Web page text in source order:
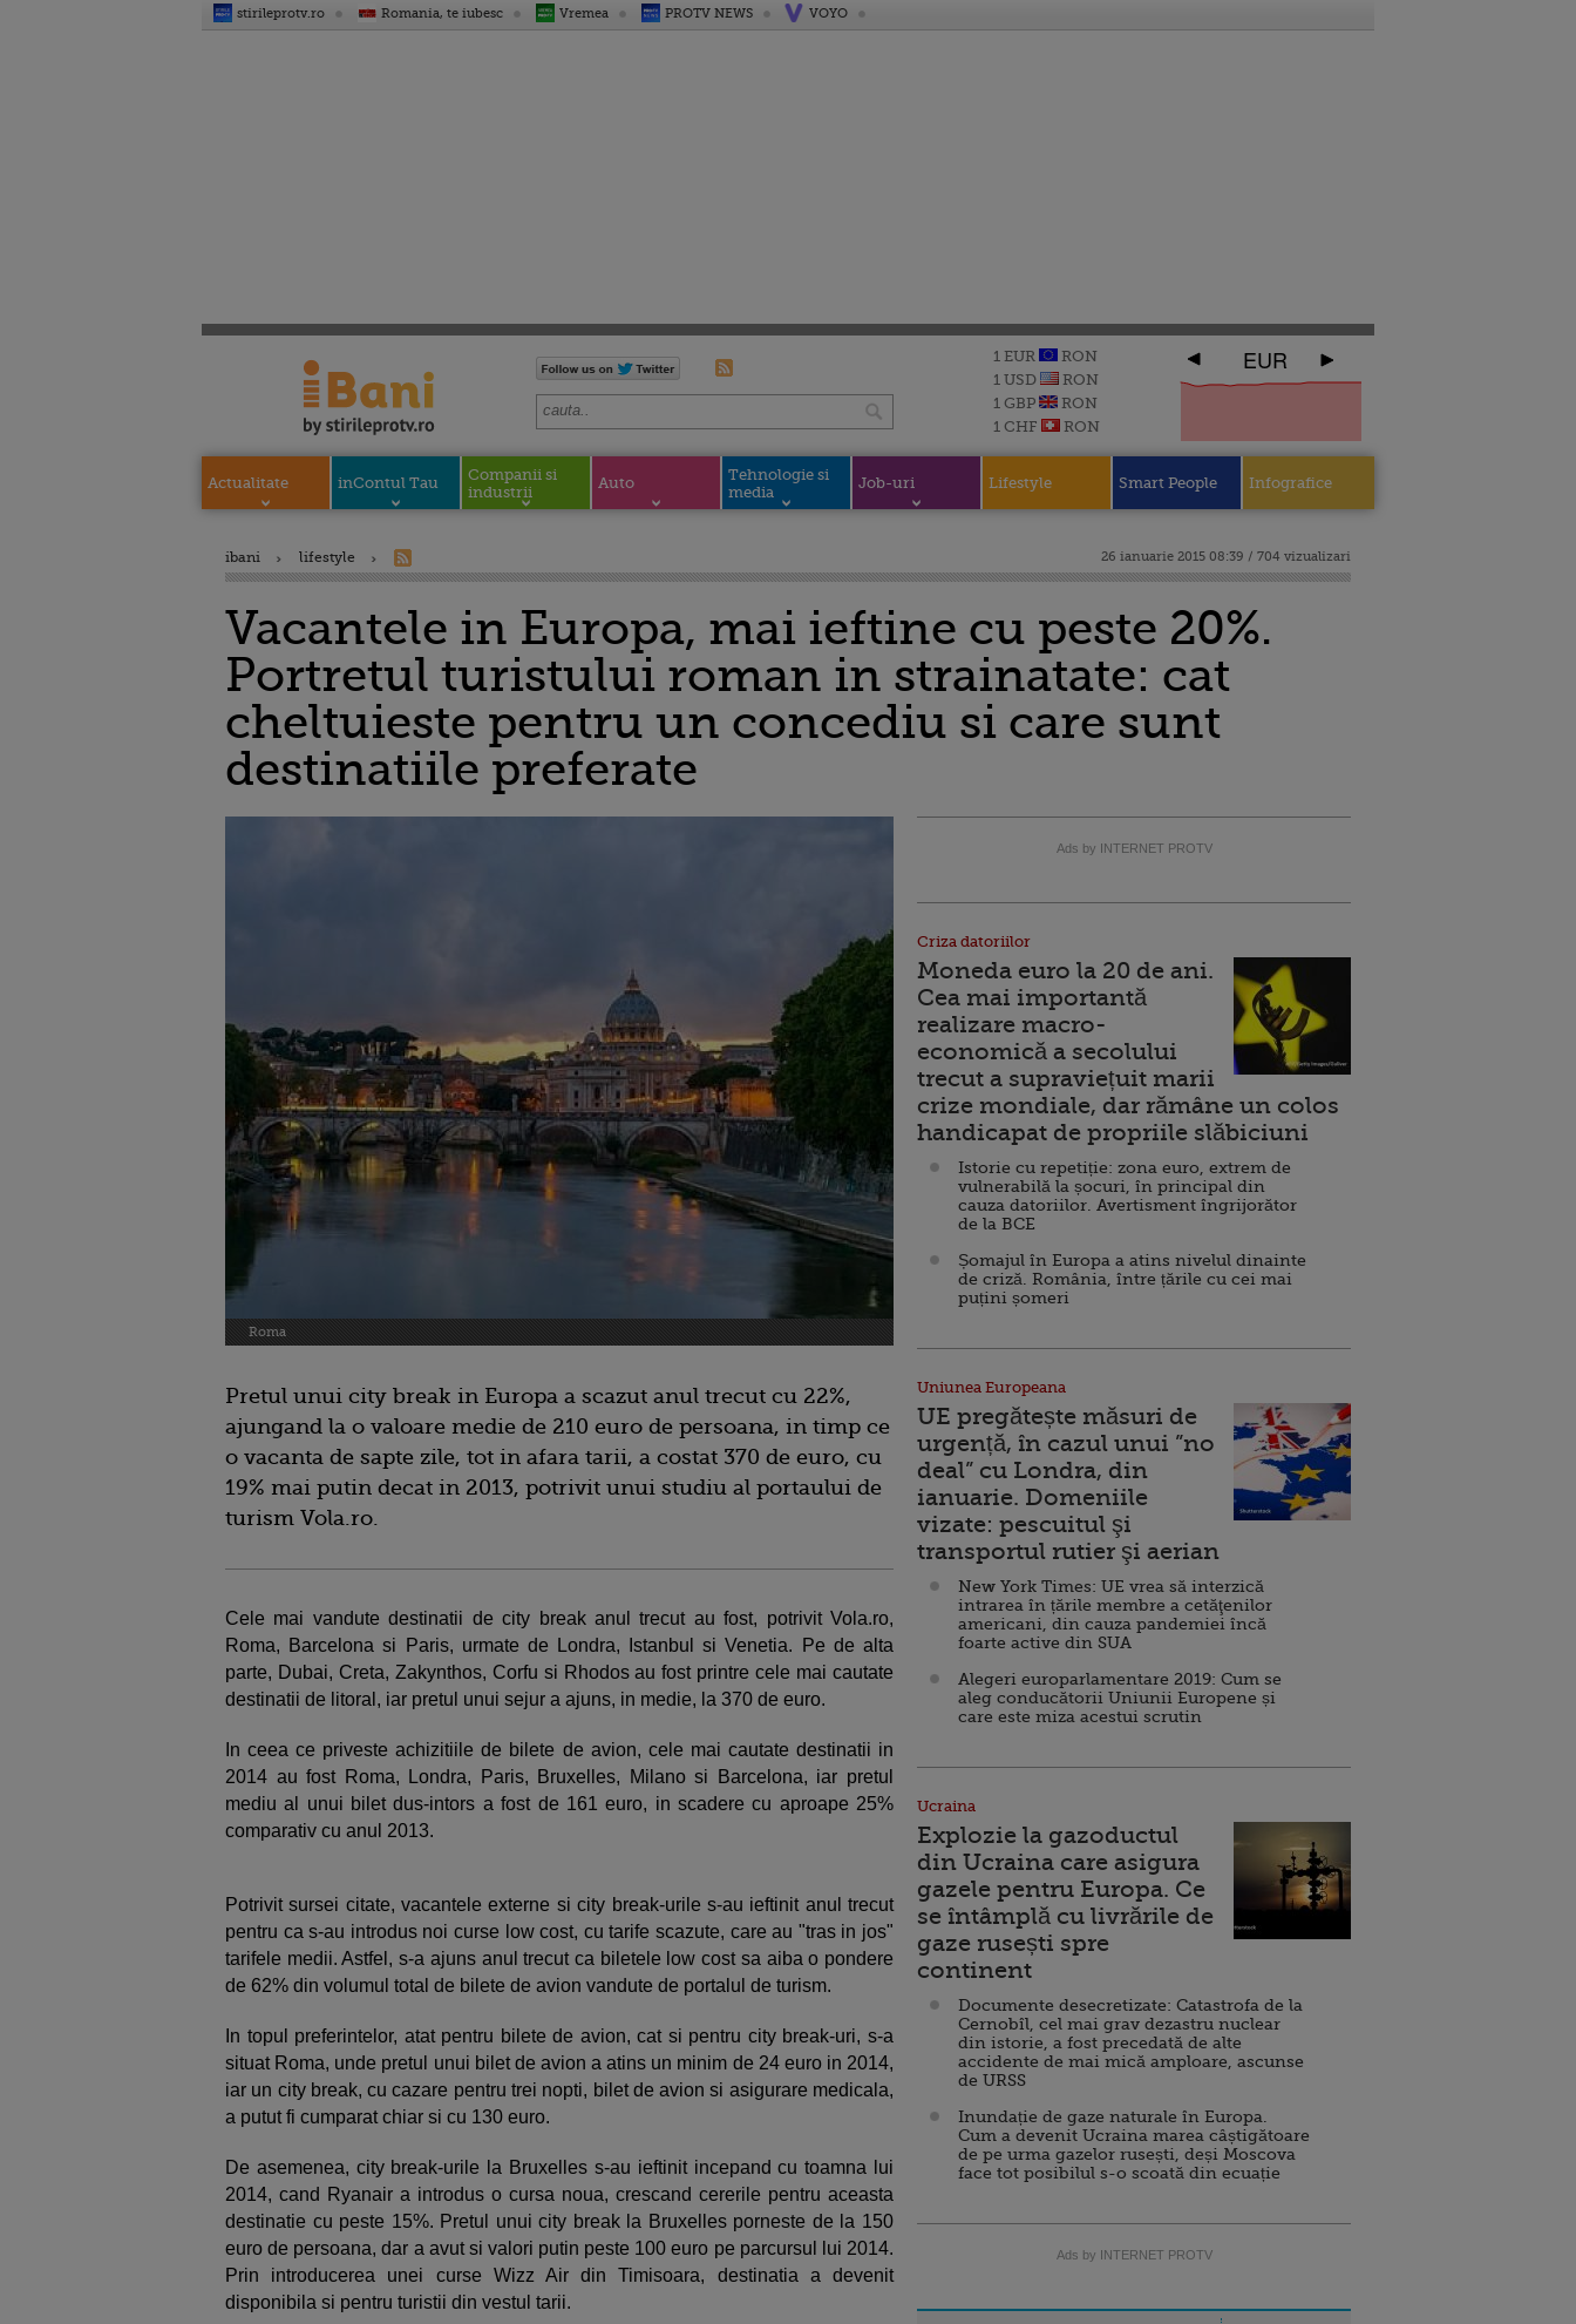
stirileprotv.ro Romania, te iubesc Vremea PROTV NEWS VOYO
1 EUR
RON
1 USD
RON
1 GBP
RON
1 CHF
RON
EUR
Actualitate inContul Tau
Companii si
industrii
Auto
Tehnologie si
media
Job-uri Lifestyle Smart People Infografice
ibani lifestyle 26 ianuarie 2015 08:39 / 704 vizualizari
Vacantele in Europa, mai ieftine cu peste 20%.
Portretul turistului roman in strainatate: cat
cheltuieste pentru un concediu si care sunt
destinatiile preferate
Roma
Pretul unui city break in Europa a scazut anul trecut cu 22%,
ajungand la o valoare medie de 210 euro de persoana, in timp ce
o vacanta de sapte zile, tot in afara tarii, a costat 370 de euro, cu
19% mai putin decat in 2013, potrivit unui studiu al portaului de
turism Vola.ro.
Cele mai vandute destinatii de city break anul trecut au fost, potrivit Vola.ro,
Roma, Barcelona si Paris, urmate de Londra, Istanbul si Venetia. Pe de alta
parte, Dubai, Creta, Zakynthos, Corfu si Rhodos au fost printre cele mai cautate
destinatii de litoral, iar pretul unui sejur a ajuns, in medie, la 370 de euro.
In ceea ce priveste achizitiile de bilete de avion, cele mai cautate destinatii in
2014 au fost Roma, Londra, Paris, Bruxelles, Milano si Barcelona, iar pretul
mediu al unui bilet dus-intors a fost de 161 euro, in scadere cu aproape 25%
comparativ cu anul 2013.
Potrivit sursei citate, vacantele externe si city break-urile s-au ieftinit anul trecut
pentru ca s-au introdus noi curse low cost, cu tarife scazute, care au "tras in jos"
tarifele medii. Astfel, s-a ajuns anul trecut ca biletele low cost sa aiba o pondere
de 62% din volumul total de bilete de avion vandute de portalul de turism.
In topul preferintelor, atat pentru bilete de avion, cat si pentru city break-uri, s-a
situat Roma, unde pretul unui bilet de avion a atins un minim de 24 euro in 2014,
iar un city break, cu cazare pentru trei nopti, bilet de avion si asigurare medicala,
a putut fi cumparat chiar si cu 130 euro.
De asemenea, city break-urile la Bruxelles s-au ieftinit incepand cu toamna lui
2014, cand Ryanair a introdus o cursa noua, crescand cererile pentru aceasta
destinatie cu peste 15%. Pretul unui city break la Bruxelles porneste de la 150
euro de persoana, dar a avut si valori putin peste 100 euro pe parcursul lui 2014.
Prin introducerea unei curse Wizz Air din Timisoara, destinatia a devenit
disponibila si pentru turistii din vestul tarii.
Ads by INTERNET PROTV
Criza datoriilor
Moneda euro la 20 de ani.
Cea mai importantă
realizare macro-
economică a secolului
trecut a supraviețuit marii
crize mondiale, dar rămâne un colos
handicapat de propriile slăbiciuni
Istorie cu repetiție: zona euro, extrem de
vulnerabilă la șocuri, în principal din
cauza datoriilor. Avertisment îngrijorător
de la BCE
Șomajul în Europa a atins nivelul dinainte
de criză. România, între țările cu cei mai
puțini șomeri
Uniunea Europeana
UE pregătește măsuri de
urgență, în cazul unui ”no
deal” cu Londra, din
ianuarie. Domeniile
vizate: pescuitul şi
transportul rutier şi aerian
New York Times: UE vrea să interzică
intrarea în țările membre a cetăţenilor
americani, din cauza pandemiei încă
foarte active din SUA
Alegeri europarlamentare 2019: Cum se
aleg conducătorii Uniunii Europene și
care este miza acestui scrutin
Ucraina
Explozie la gazoductul
din Ucraina care asigura
gazele pentru Europa. Ce
se întâmplă cu livrările de
gaze rusești spre
continent
Documente desecretizate: Catastrofa de la
Cernobîl, cel mai grav dezastru nuclear
din istorie, a fost precedată de alte
accidente de mai mică amploare, ascunse
de URSS
Inundație de gaze naturale în Europa.
Cum a devenit Ucraina marea câștigătoare
de pe urma gazelor rusești, deși Moscova
face tot posibilul s-o scoată din ecuație
Ads by INTERNET PROTV